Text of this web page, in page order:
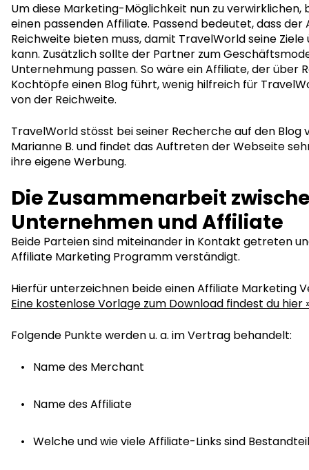
Um diese Marketing-Möglichkeit nun zu
einen passenden Affiliate. Passend bedeutet, dass der
Reichweite bieten muss, damit TravelWorld seine
kann. Zusätzlich sollte der Partner zum
Unternehmung passen. So wäre ein Affiliate, der über
Kochtöpfe einen Blog führt, wenig hilfreich für
von der Reichweite.
TravelWorld stösst bei seiner Recherche auf den Blog
Marianne B. und findet das Auftreten der Webseite
ihre eigene Werbung.
Die Zusammenarbeit
Unternehmen und Affiliate
Beide Parteien sind miteinander in Kontakt getreten
Affiliate Marketing Programm verständigt.
Hierfür unterzeichnen beide einen Affiliate Marketing
Eine kostenlose Vorlage zum Download findest du hier
Folgende Punkte werden u. a. im Vertrag behandelt:
Name des Merchant
Name des Affiliate
Welche und wie viele Affiliate-Links sind